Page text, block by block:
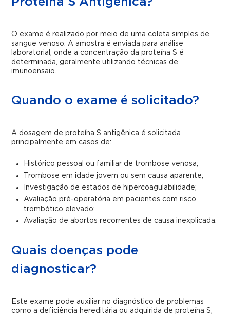
O exame é realizado por meio de uma coleta simples de
sangue venoso. A amostra é enviada para análise
laboratorial, onde a concentração da proteína S é
determinada, geralmente utilizando técnicas de
imunoensaio.
Quando o exame é solicitado?
A dosagem de proteína S antigênica é solicitada
principalmente em casos de:
Histórico pessoal ou familiar de trombose venosa;
Trombose em idade jovem ou sem causa aparente;
Investigação de estados de hipercoagulabilidade;
Avaliação pré-operatória em pacientes com risco
trombótico elevado;
Avaliação de abortos recorrentes de causa inexplicada.
Quais doenças pode
diagnosticar?
Este exame pode auxiliar no diagnóstico de problemas
como a deficiência hereditária ou adquirida de proteína S,